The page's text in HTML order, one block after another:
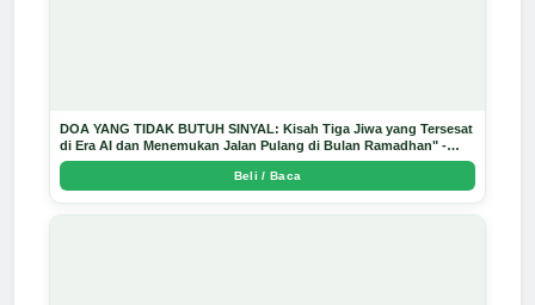
DOA YANG TIDAK BUTUH SINYAL: Kisah Tiga Jiwa yang Tersesat
di Era AI dan Menemukan Jalan Pulang di Bulan Ramadhan" -
Arda Dinata
Beli / Baca